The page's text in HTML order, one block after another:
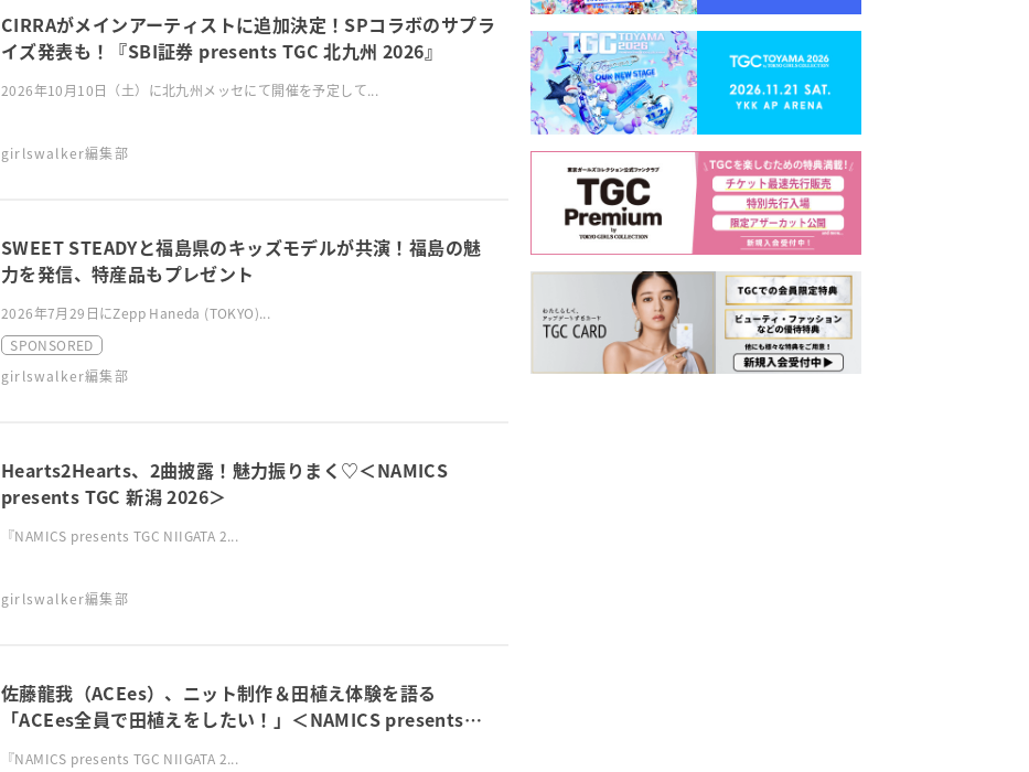
CIRRAがメインアーティストに追加決定！SPコラボのサプラ
イズ発表も！『SBI証券 presents TGC 北九州 2026』
2026年10月10日（土）に北九州メッセにて開催を予定して...
girlswalker編集部
SWEET STEADYと福島県のキッズモデルが共演！福島の魅
力を発信、特産品もプレゼント
2026年7月29日にZepp Haneda (TOKYO)...
SPONSORED
girlswalker編集部
Hearts2Hearts、2曲披露！魅力振りまく♡＜NAMICS
presents TGC 新潟 2026＞
『NAMICS presents TGC NIIGATA 2...
girlswalker編集部
佐藤⿓我（ACEes）、ニット制作＆田植え体験を語る
「ACEes全員で田植えをしたい！」＜NAMICS presents
TGC 新潟 2026＞
『NAMICS presents TGC NIIGATA 2...